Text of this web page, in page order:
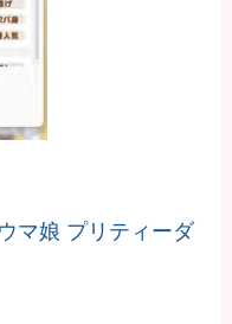
マ娘 プリティーダ